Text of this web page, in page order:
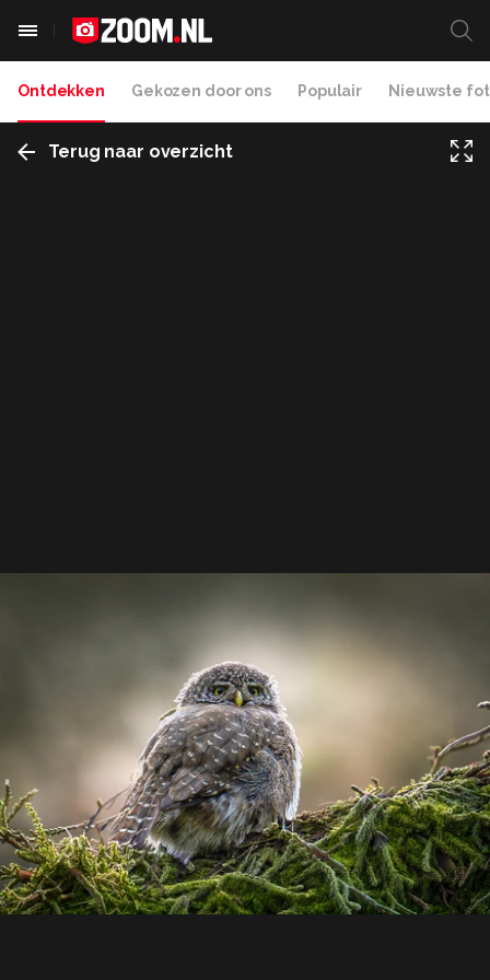
Ontdekken Gekozen door ons Populair Nieuwste
Terug naar overzicht